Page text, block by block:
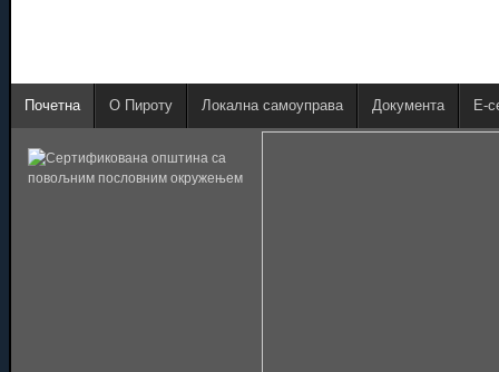
Почетна О Пироту Локална самоуправа Документа E-